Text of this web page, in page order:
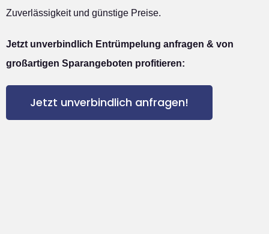
Zuverlässigkeit und günstige Preise.
Jetzt unverbindlich Entrümpelung anfragen & von
großartigen Sparangeboten profitieren:
Jetzt unverbindlich anfragen!